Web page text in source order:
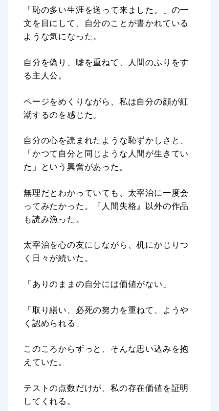
「恥の多い生涯を送って来ました。」の一
文を目にして、自分のことが書かれている
ような気になった。
自分を偽り、嘘を重ねて、人間のふりをす
る主人公。
ページをめくりながら、私は自分の顔が紅
潮するのを感じた。
自分の心を読まれたような恥ずかしさと、
「かつて自分と同じような人間が生きてい
た」という興奮があった。
無理だとわかっていても、太宰治に一度会
ってみたかった。『人間失格』以外の作品
も読み漁った。
太宰治を心の友にしながら、机にかじりつ
く日々が続いた。
「ありのままの自分には価値がない」
「取り繕い、必死の努力を重ねて、ようや
く認められる」
このころからずっと、そんな思い込みを抱
えていた。
テストの点数だけが、私の存在価値を証明
してくれる。